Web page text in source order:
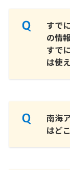
すで
の情
すで
は使
南海
はど